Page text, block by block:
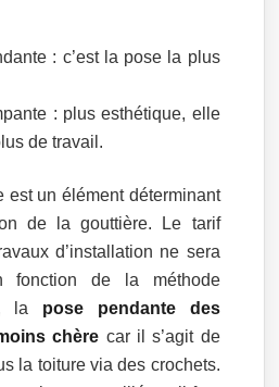
: c’est la pose la plus
: plus esthétique, elle
de travail.
est un élément déterminant
de la gouttière. Le tarif
d’installation ne sera
fonction de la méthode
la pose pendante des
chère car il s’agit de
la toiture via des crochets.